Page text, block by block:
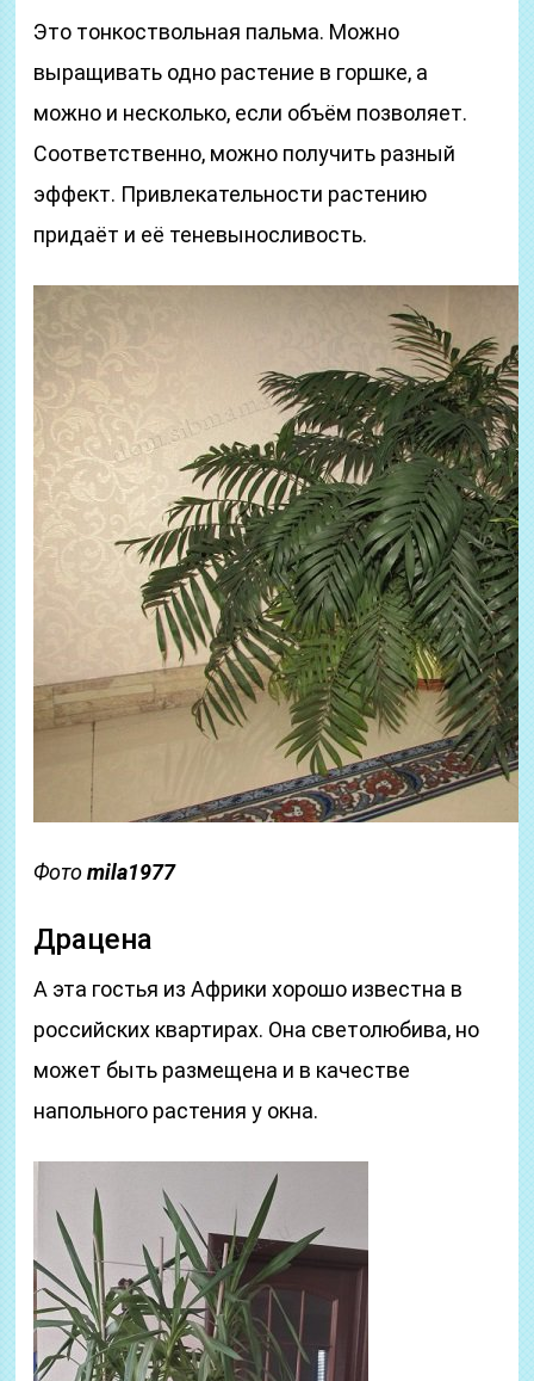
Это тонкоствольная пальма. Можно
выращивать одно растение в горшке, а
можно и несколько, если объём позволяет.
Соответственно, можно получить разный
эффект. Привлекательности растению
придаёт и её теневыносливость.
Фотоmila1977
Драцена
А эта гостья из Африки хорошо известна в
российских квартирах. Она светолюбива, но
может быть размещена и в качестве
напольного растения у окна.